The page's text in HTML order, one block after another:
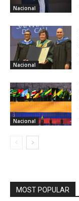
Nacional
Nacional
Nacional
MOST POPULAR